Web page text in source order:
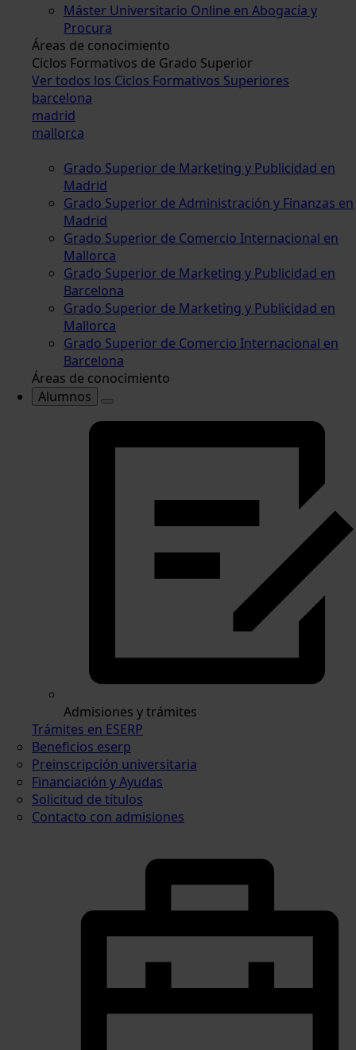
Máster Universitario Online en Abogacía y
Procura
Áreas de conocimiento
Ciclos Formativos de Grado Superior
Ver todos los Ciclos Formativos Superiores
barcelona
madrid
mallorca
Grado Superior de Marketing y Publicidad en
Madrid
Grado Superior de Administración y Finanzas en
Madrid
Grado Superior de Comercio Internacional en
Mallorca
Grado Superior de Marketing y Publicidad en
Barcelona
Grado Superior de Marketing y Publicidad en
Mallorca
Grado Superior de Comercio Internacional en
Barcelona
Áreas de conocimiento
Alumnos
Admisiones y trámites
Trámites en ESERP
Beneficios eserp
Preinscripción universitaria
Financiación y Ayudas
Solicitud de títulos
Contacto con admisiones